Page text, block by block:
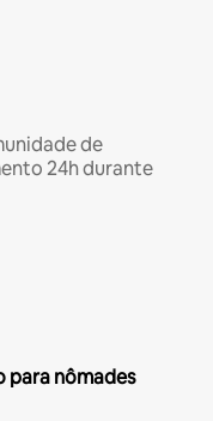
de
24h durante
para nômades